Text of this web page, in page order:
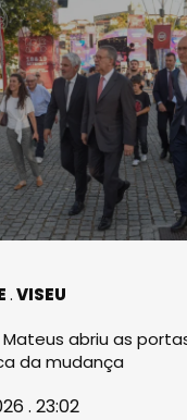
VISEU
Mateus abriu as
da mudança
. 23:02